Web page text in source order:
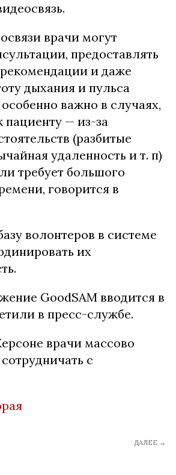
врачи могут
предоставлять
и даже
дыхания и пульса
важно в случаях,
пациенту — из-за
(разбитые
удаленность и т. п)
требует большого
говорится в
волонтеров в системе
их
GoodSAM вводится в
в пресс-службе.
врачи массово
с
ДАЛЕЕ →